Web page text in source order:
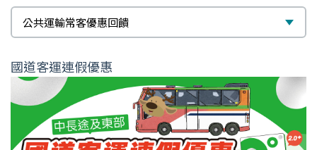
標
題
公共運輸常客優惠回饋
國道客運連假優惠